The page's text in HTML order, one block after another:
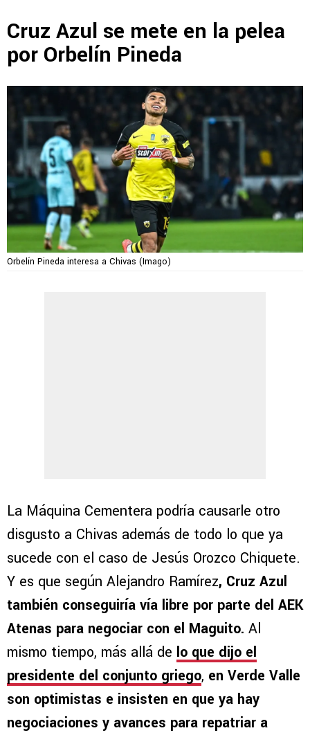
Cruz Azul se mete en la pelea
por Orbelín Pineda
Orbelín Pineda interesa a Chivas (Imago)
La Máquina Cementera podría causarle otro
disgusto a Chivas además de todo lo que ya
sucede con el caso de Jesús Orozco Chiquete.
Y es que según Alejandro Ramírez, Cruz Azul
también conseguiría vía libre por parte del AEK
Atenas para negociar con el Maguito. Al
mismo tiempo, más allá de lo que dijo el
presidente del conjunto griego, en Verde Valle
son optimistas e insisten en que ya hay
negociaciones y avances para repatriar a